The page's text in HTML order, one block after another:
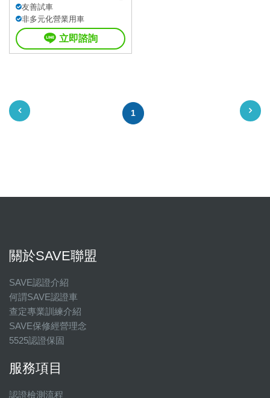
友善試車
非多元化營業用車
立即諮詢
1
關於SAVE聯盟
SAVE認證介紹
何謂SAVE認證車
查定專業訓練介紹
SAVE保修經營理念
5525認證保固
服務項目
認證檢測流程